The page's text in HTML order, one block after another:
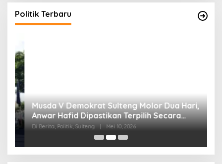
Politik Terbaru
Musda V Demokrat Sulteng Molor Dua Hari,
Anwar Hafid Dipastikan Terpilih Secara
Aklamasi
Di Berita, Politik, Sulteng | Mei 10, 2026